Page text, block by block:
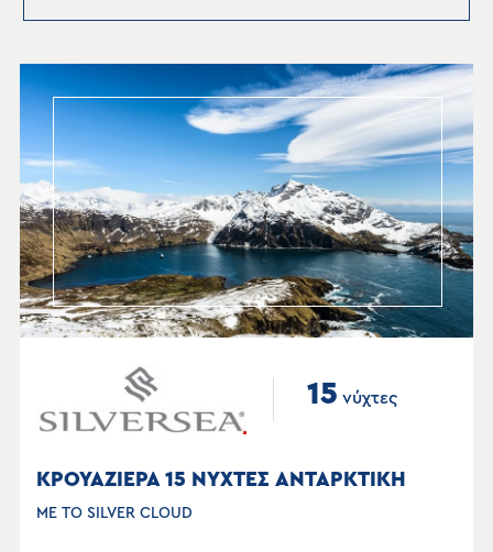
15 νύχτες
ΚΡΟΥΑΖΙΕΡΑ 15 ΝΥΧΤΕΣ ΑΝΤΑΡΚΤΙΚΗ
ΜΕ ΤΟ SILVER CLOUD